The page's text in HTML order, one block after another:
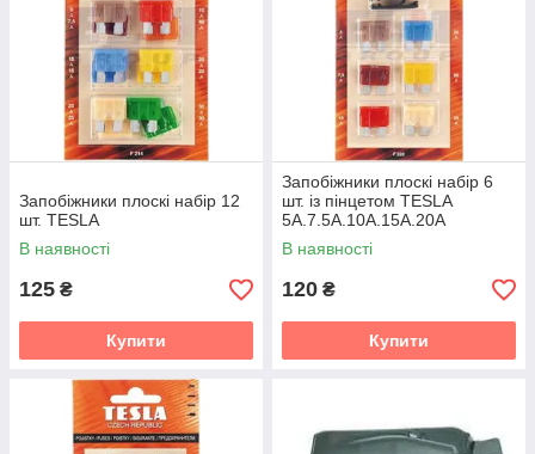
Запобіжники плоскі набір 12
шт. TESLA
В наявності
125 ₴
Купити
Запобіжники плоскі набір 6
шт. із пінцетом TESLA
5A.7.5A.10A.15A.20A
В наявності
120 ₴
Купити